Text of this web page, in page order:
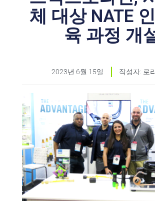
체 대상 NATE
육 과정 개
2023년 6월 15일 작성자: 로